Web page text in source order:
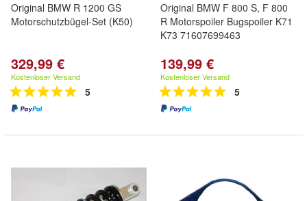
Original BMW R 1200 GS
Motorschutzbügel-Set (K50)
329,99 €
Kostenloser Versand
5
Original BMW F 800 S, F 800
R Motorspoiler Bugspoiler K71
K73 71607699463
139,99 €
Kostenloser Versand
5